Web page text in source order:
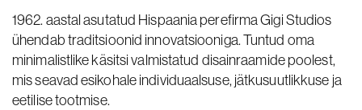
1962. aastal asutatud Hispaania perefirma Gigi Studios
ühendab traditsioonid innovatsiooniga. Tuntud oma
minimalistlike käsitsi valmistatud disainraamide poolest,
mis seavad esikohale individuaalsuse, jätkusuutlikkuse ja
eetilise tootmise.